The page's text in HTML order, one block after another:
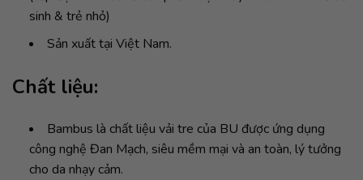
sinh & trẻ nhỏ)
Sản xuất tại Việt Nam.
Chất liệu:
Bambus là chất liệu vải tre của BU được ứng dụng
công nghệ Đan Mạch, siêu mềm mại và an toàn, lý tưởng
cho da nhạy cảm.